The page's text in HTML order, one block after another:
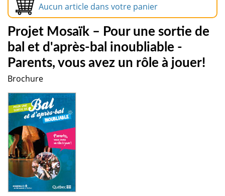
Aucun article dans votre panier
Projet Mosaïk – Pour une sortie de
bal et d'après-bal inoubliable -
Parents, vous avez un rôle à jouer!
Brochure